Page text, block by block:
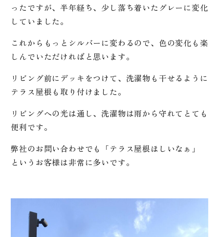
ったですが、半年経ち、少し落ち着いたグレーに変化
していました。
これからもっとシルバーに変わるので、色の変化も楽
しんでいただければと思います。
リビング前にデッキをつけて、洗濯物も干せるように
テラス屋根も取り付けました。
リビングへの光は通し、洗濯物は雨から守れてとても
便利です。
弊社のお問い合わせでも「テラス屋根ほしいなぁ」
というお客様は非常に多いです。